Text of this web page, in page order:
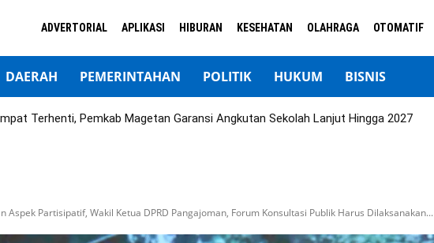
ADVERTORIAL APLIKASI HIBURAN KESEHATAN OLAHRAGA OTOMATIF
DAERAH PEMERINTAHAN POLITIK HUKUM BISNIS
Terhenti, Pemkab Magetan Garansi Angkutan Sekolah Lanjut Hingga 2027
Aspek Partisipatif, Wakil Ketua DPRD Pangajoman, Forum Konsultasi Publik Harus Dilaksanakan...